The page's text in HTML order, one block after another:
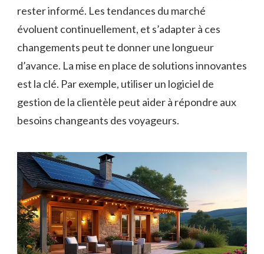
rester informé. Les tendances du marché
évoluent continuellement, et s’adapter à ces
changements peut te donner une longueur
d’avance. La mise en place de solutions innovantes
est la clé. Par exemple, utiliser un logiciel de
gestion de la clientèle peut aider à répondre aux
besoins changeants des voyageurs.